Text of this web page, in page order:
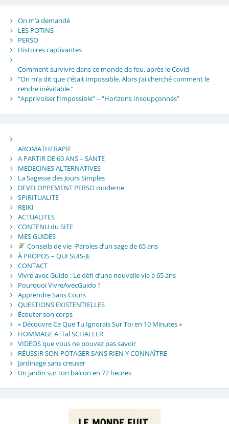
On m’a demandé
LES POTINS
PERSO
Histoires captivantes
Comment survivre dans ce monde de fou, après le Covid
“On m’a dit que c’était impossible. Alors j’ai cherché comment le
rendre inévitable.”
“Apprivoiser l’Impossible” – “Horizons Insoupçonnés”
AROMATHERAPIE
A PARTIR DE 60 ANS – SANTE
MEDECINES ALTERNATIVES
La Sagesse des Jours Simples
DEVELOPPEMENT PERSO moderne
SPIRITUALITE
REIKI
ACTUALITES
CONTENU du SITE
MES GUIDES
Conseils de vie -Paroles d’un sage de 65 ans
À PROPOS – QUI SUIS-JE
CONTACT
Vivre avec Guido : Le défi d’une nouvelle vie à 65 ans
Pourquoi VivreAvecGuido ?
Apprendre Sans Cours
QUESTIONS EXISTENTIELLES
Écouter son corps
« Découvre Ce Que Tu Ignorais Sur Toi en 10 Minutes »
HOMMAGE A: Tal SCHALLER
VIDEOS que vous ne pouvez pas savoir
RÉUSSIR SON POTAGER SANS RIEN Y CONNAÎTRE
Jardinage sans creuser
Un jardin sur ton balcon en 72 heures